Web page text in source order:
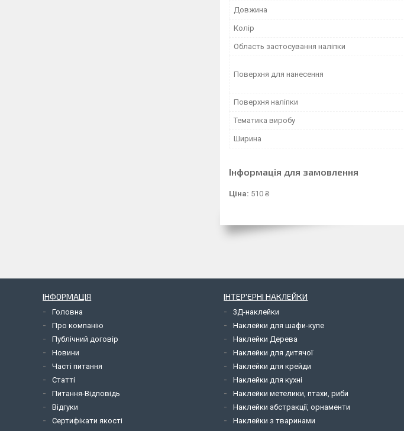
Довжина
Колір
Область застосування наліпки
Поверхня для нанесення
Поверхня наліпки
Тематика виробу
Ширина
Інформація для замовлення
Ціна: 510 ₴
ІНФОРМАЦІЯ
Головна
Про компанію
Публічний договір
Новини
Часті питання
Статті
Питання-Відповідь
Відгуки
Сертифікати якості
ІНТЕР'ЄРНІ НАКЛЕЙКИ
3Д-наклейки
Наклейки для шафи-купе
Наклейки Дерева
Наклейки для дитячої
Наклейки для крейди
Наклейки для кухні
Наклейки метелики, птахи, риби
Наклейки абстракції, орнаменти
Наклейки з тваринами